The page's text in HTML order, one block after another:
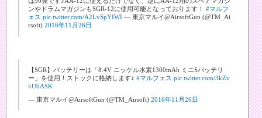
ンやドラムマガジンもSGR-12に使用可能となっております！ #マルフ
ェス pic.twitter.com/A2LvSpYIWI — 東京マルイ@AirsoftGun (@TM_Ai
rsoft) 2016年11月26日
【SGR】バッテリーは「8.4V ニッケル水素1300mAh ミニSバッテリ
ー」を使用！ストックに格納します♪ #マルフェス pic.twitter.com/3kZv
kUbASK
— 東京マルイ@AirsoftGun (@TM_Airsoft) 2016年11月26日